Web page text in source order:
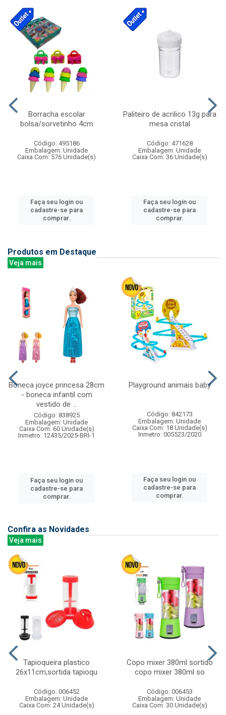
Borracha escolar
bolsa/sorvetinho 4cm
Código: 495186
Embalagem: Unidade
Caixa Com: 576 Unidade(s)
Faça seu login ou
cadastre-se para
comprar.
Paliteiro de acrilico 13g para
mesa cristal
Código: 471628
Embalagem: Unidade
Caixa Com: 36 Unidade(s)
Faça seu login ou
cadastre-se para
comprar.
Produtos em Destaque
Veja mais
Boneca joyce princesa 28cm
- boneca infantil com
vestido de ...
Código: 838925
Embalagem: Unidade
Caixa Com: 60 Unidade(s)
Inmetro: 12435/2025-BRI-1
Faça seu login ou
cadastre-se para
comprar.
Playground animais baby
Código: 842173
Embalagem: Unidade
Caixa Com: 18 Unidade(s)
Inmetro: 005523/2020
Faça seu login ou
cadastre-se para
comprar.
Confira as Novidades
Veja mais
Tapioqueira plastico
26x11cm,sortida tapioqu
Código: 006452
Embalagem: Unidade
Caixa Com: 24 Unidade(s)
Copo mixer 380ml sortido
copo mixer 380ml so
Código: 006453
Embalagem: Unidade
Caixa Com: 30 Unidade(s)